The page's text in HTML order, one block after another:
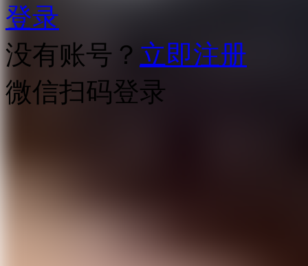
登录
没有账号？ 立即注册
微信扫码登录